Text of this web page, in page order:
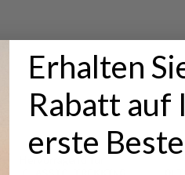
Erhalten
Rabatt auf
erste